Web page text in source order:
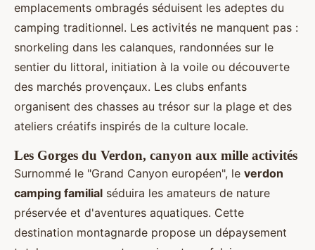
emplacements ombragés séduisent les adeptes du
camping traditionnel. Les activités ne manquent pas :
snorkeling dans les calanques, randonnées sur le
sentier du littoral, initiation à la voile ou découverte
des marchés provençaux. Les clubs enfants
organisent des chasses au trésor sur la plage et des
ateliers créatifs inspirés de la culture locale.
Les Gorges du Verdon, canyon aux mille activités
Surnommé le "Grand Canyon européen", le verdon
camping familial séduira les amateurs de nature
préservée et d'aventures aquatiques. Cette
destination montagnarde propose un dépaysement